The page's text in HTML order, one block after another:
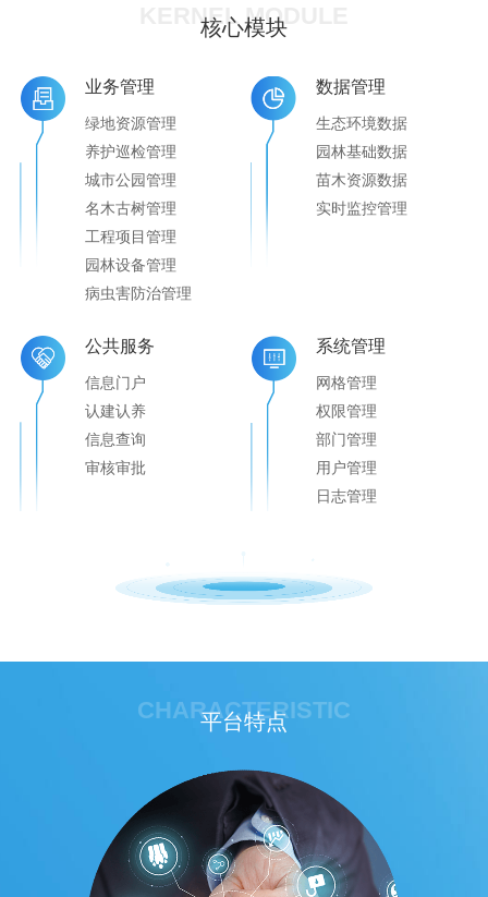
KERNEL MODULE
核心模块
业务管理
绿地资源管理
养护巡检管理
城市公园管理
名木古树管理
工程项目管理
园林设备管理
病虫害防治管理
数据管理
生态环境数据
园林基础数据
苗木资源数据
实时监控管理
公共服务
信息门户
认建认养
信息查询
审核审批
系统管理
网格管理
权限管理
部门管理
用户管理
日志管理
CHARACTERISTIC
平台特点